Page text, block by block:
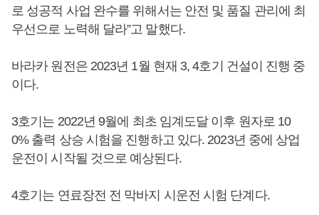
로 성공적 사업 완수를 위해서는 안전 및 품질 관리에 최
우선으로 노력해 달라”고 말했다.
바라카 원전은 2023년 1월 현재 3, 4호기 건설이 진행 중
이다.
3호기는 2022년 9월에 최초 임계도달 이후 원자로 10
0% 출력 상승 시험을 진행하고 있다. 2023년 중에 상업
운전이 시작될 것으로 예상된다.
4호기는 연료장전 전 막바지 시운전 시험 단계다.